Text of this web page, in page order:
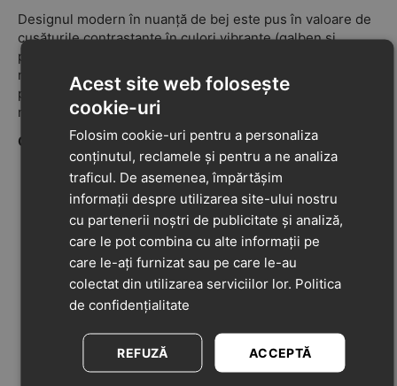
Designul modern în nuanță de bej este pus în valoare de
cusăturile contrastante în culori vibrante (galben și
portocaliu) și de detaliile funcționale. Construcția
respectă conceptulbarefoot
, oferind un calapod lat care
permite degetelor să stea relaxate și o talpă flexibilă care
nu îngrădește mișcarea naturală.
Caracteristici și Avantaje:
Material Respirabil:Exteriorul din material textil tip
canvas permite aerului să circule, prevenind
supraîncălzirea piciorului în zilele calde.
Ajustare Perfectă:Sistemul de închidere cudouă
benzi cu scai (velcro)permite o deschidere largă
pentru încălțare ușoară și o fixare excelentă,
indiferent de lățimea gleznei sau înălțimea scobiturii
piciorului.
talpă plată (Zero Drop) pentru a susține dezvoltarea
naturală a musculaturii și echilibrului.
Acest site web folosește
cookie-uri
Folosim cookie-uri pentru a personaliza
conținutul, reclamele și pentru a ne analiza
traficul. De asemenea, împărtășim
informații despre utilizarea site-ului nostru
cu partenerii noștri de publicitate și analiză,
care le pot combina cu alte informații pe
care le-ați furnizat sau pe care le-au
colectat din utilizarea serviciilor lor. Politica
de confidențialitate
ACCEPTĂ
REFUZĂ